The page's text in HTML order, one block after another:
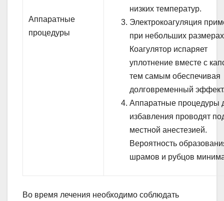
Аппаратные
процедуры
низких температур.
Электрокоагуляция
при небольших
Коагулятор испаряет
уплотнение вместе с
тем самым обеспечивая
долговременный
Аппаратные процедуры
избавления проводят
местной анестезией.
Вероятность
шрамов и рубцов
Во время лечения необходимо соблюдать